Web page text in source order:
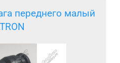
переднего малый